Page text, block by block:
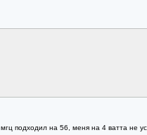
подходил на 56, меня на 4 ватта не